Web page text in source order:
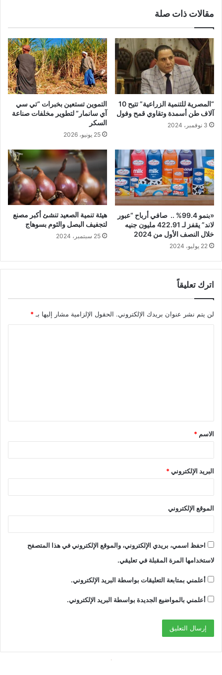
مقالات ذات صلة
“المصرية للتنمية الزراعية” تتيح 10
آلاف طن أسمدة وتقاوي قمح وفول
3 نوفمبر، 2024
التموين تستعين بخبرات “تي سي
آي سانمار” لتطوير مخلفات صناعة
السكر
25 يونيو، 2026
«بنمو 99.4% .. صافي أرباح “عبور
لاند” يقفز لـ 422.91 مليون جنيه
خلال النصف الأول من 2024
22 يوليو، 2024
هيئة تنمية الصعيد تنشئ أكبر مصنع
لتجفيف البصل والثوم بسوهاج
25 سبتمبر، 2024
اترك تعليقاً
لن يتم نشر عنوان بريدك الإلكتروني. الحقول الإلزامية مشار إليها بـ *
ق
*
الاسم *
البريد الإلكتروني*
الموقع الإلكتروني
احفظ اسمي، بريدي الإلكتروني، والموقع الإلكتروني في هذا المتصفح
لاستخدامها المرة المقبلة في تعليقي.
أعلمني بمتابعة التعليقات بواسطة البريد الإلكتروني.
أعلمني بالمواضيع الجديدة بواسطة البريد الإلكتروني.